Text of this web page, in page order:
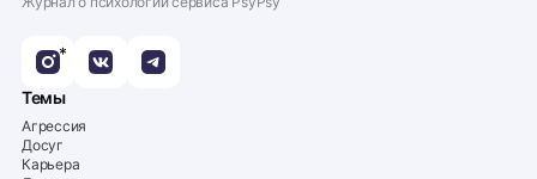
*
Темы
Агрессия
Досуг
Карьера